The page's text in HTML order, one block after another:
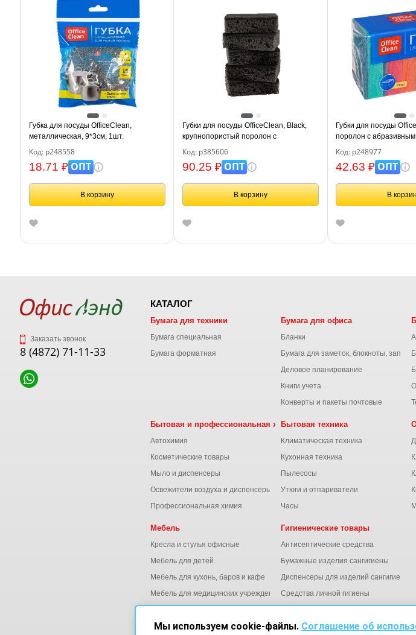
Губка для посуды OfficeClean,
металлическая, 9*3см, 1шт.
Код: р248558
18.71 ₽ОПТ
В корзину
Губки для посуды OfficeClean, Black,
крупнопористый поролон с
абразивным слоем, 9,5*6,5*3,5см, 5шт
Код: р385606
90.25 ₽ОПТ
В корзину
Губки для посуды
поролон с
9*6,5*2,7см, 5шт.
Код: р248977
42.63 ₽ОПТ
В
Заказать звонок
8 (4872) 71-11-33
КАТАЛОГ
Бумага для техники
Бумага специальная
Бумага форматная
Бумага для офиса
Бланки
Бумага для заметок, блокноты,
Деловое планирование
Книги учета
Конверты и пакеты почтовые
Бытовая и профессиональная химия
Автохимия
Косметические товары
Мыло и диспенсеры
Освежители воздуха и диспенсеры
Профессиональная химия
Бытовая техника
Климатическая техника
Кухонная техника
Пылесосы
Утюги и отпариватели
Часы
Мебель
Кресла и стулья офисные
Мебель для детей
Мебель для кухонь, баров и кафе
Мебель для медицинских учреждений
Гигиенические товары
Антисептические средства
Бумажные изделия сангигиены
Диспенсеры для изделий сангигиены
Средства личной гигиены
Мы используем cookie-файлы. Соглашение об